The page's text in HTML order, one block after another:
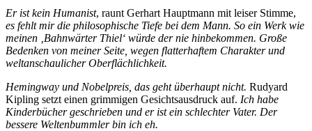
Er ist kein Humanist, raunt Gerhart Hauptmann mit leiser Stimme,
es fehlt mir die philosophische Tiefe bei dem Mann. So ein Werk wie
meinen ‚Bahnwärter Thiel‘ würde der nie hinbekommen. Große
Bedenken von meiner Seite, wegen flatterhaftem Charakter und
weltanschaulicher Oberflächlichkeit.
Hemingway und Nobelpreis, das geht überhaupt nicht. Rudyard
Kipling setzt einen grimmigen Gesichtsausdruck auf. Ich habe
Kinderbücher geschrieben und er ist ein schlechter Vater. Der
bessere Weltenbummler bin ich eh.